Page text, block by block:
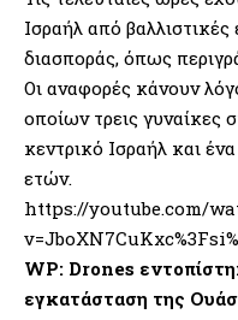
Ισραήλ από
διασποράς, όπως
Οι αναφορές κάνουν
οποίων τρεις γυναίκες
κεντρικό Ισραήλ και
ετών.
https://youtube.com/
WP: Drones
εγκατάσταση της